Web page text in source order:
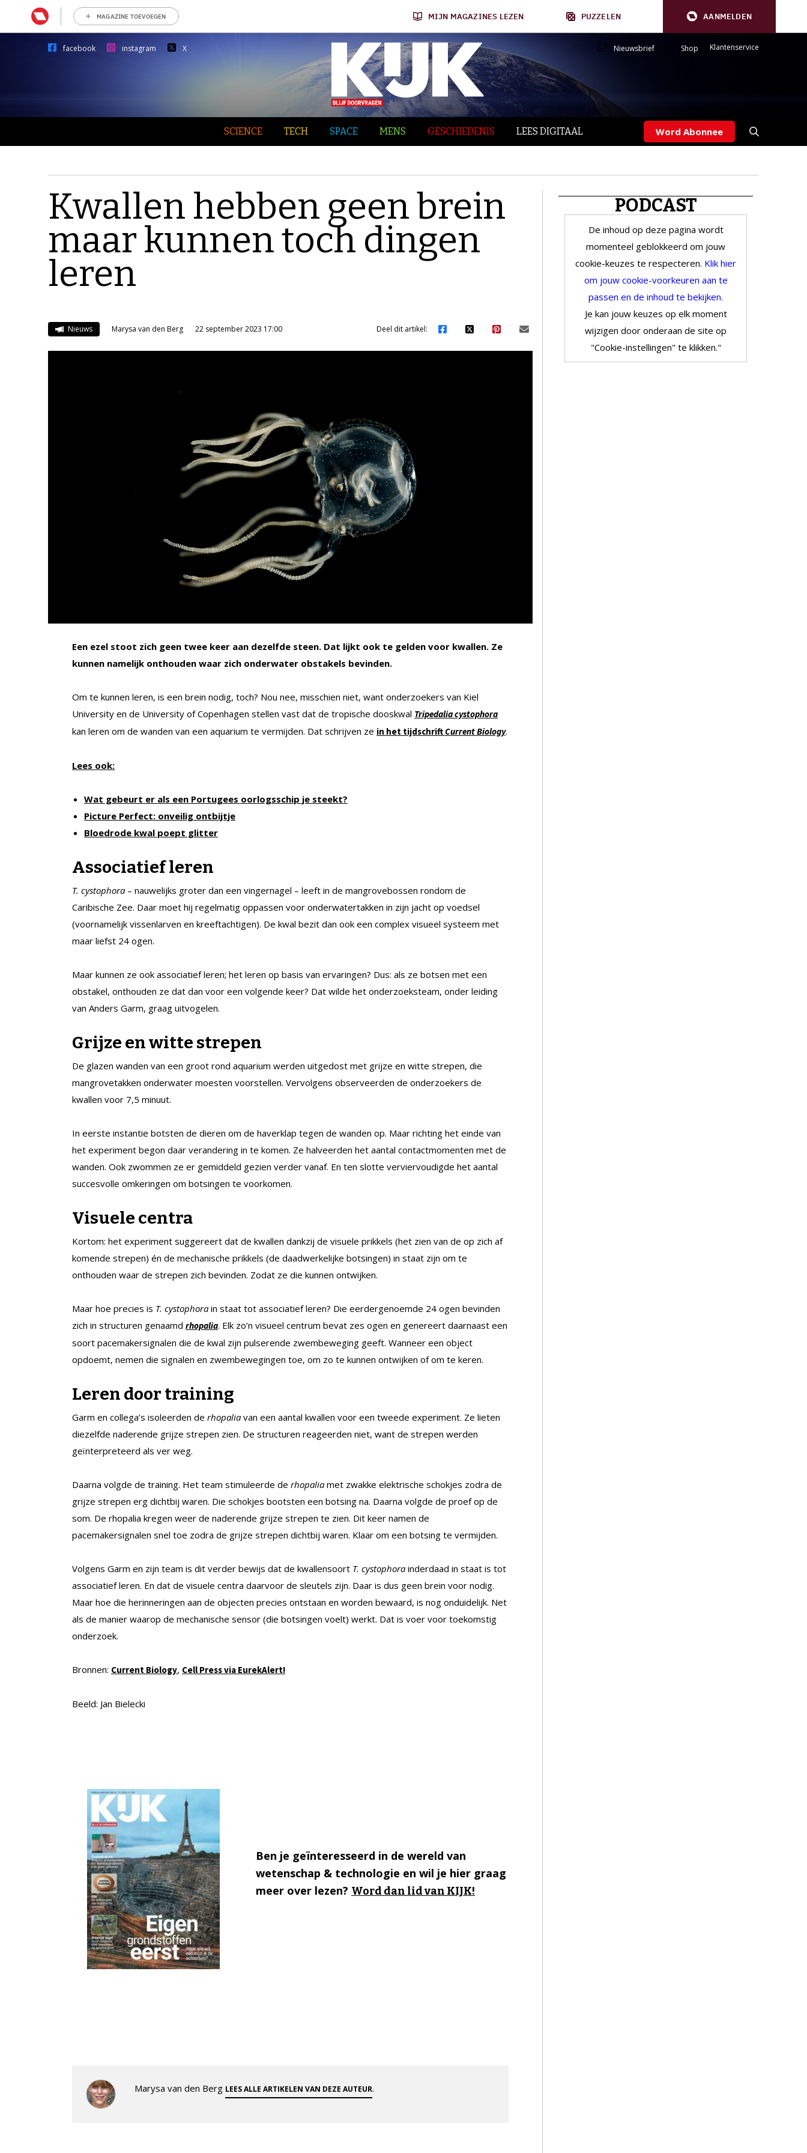
MAGAZINE TOEVOEGEN MIJN MAGAZINES LEZEN PUZZELEN AANMELDEN
facebook instagram X Nieuwsbrief Shop Klantenservice
SCIENCE TECH SPACE MENS GESCHIEDENIS LEES DIGITAAL Word Abonnee
Kwallen hebben geen brein
maar kunnen toch dingen
leren
Nieuws Marysa van den Berg 22 september 2023 17:00 Deel dit artikel:
Een ezel stoot zich geen twee keer aan dezelfde steen. Dat lijkt ook te gelden voor kwallen. Ze
kunnen namelijk onthouden waar zich onderwater obstakels bevinden.
Om te kunnen leren, is een brein nodig, toch? Nou nee, misschien niet, want onderzoekers van Kiel
University en de University of Copenhagen stellen vast dat de tropische dooskwal Tripedalia cystophora
kan leren om de wanden van een aquarium te vermijden. Dat schrijven ze in het tijdschriftCurrent Biology.
Lees ook:
Wat gebeurt er als een Portugees oorlogsschip je steekt?
Picture Perfect: onveilig ontbijtje
Bloedrode kwal poept glitter
Associatief leren
T. cystophora – nauwelijks groter dan een vingernagel – leeft in de mangrovebossen rondom de
Caribische Zee. Daar moet hij regelmatig oppassen voor onderwatertakken in zijn jacht op voedsel
(voornamelijk vissenlarven en kreeftachtigen). De kwal bezit dan ook een complex visueel systeem met
maar liefst 24 ogen.
Maar kunnen ze ook associatief leren; het leren op basis van ervaringen? Dus: als ze botsen met een
obstakel, onthouden ze dat dan voor een volgende keer? Dat wilde het onderzoeksteam, onder leiding
van Anders Garm, graag uitvogelen.
Grijze en witte strepen
De glazen wanden van een groot rond aquarium werden uitgedost met grijze en witte strepen, die
mangrovetakken onderwater moesten voorstellen. Vervolgens observeerden de onderzoekers de
kwallen voor 7,5 minuut.
In eerste instantie botsten de dieren om de haverklap tegen de wanden op. Maar richting het einde van
het experiment begon daar verandering in te komen. Ze halveerden het aantal contactmomenten met de
wanden. Ook zwommen ze er gemiddeld gezien verder vanaf. En ten slotte verviervoudigde het aantal
succesvolle omkeringen om botsingen te voorkomen.
Visuele centra
Kortom: het experiment suggereert dat de kwallen dankzij de visuele prikkels (het zien van de op zich af
komende strepen) én de mechanische prikkels (de daadwerkelijke botsingen) in staat zijn om te
onthouden waar de strepen zich bevinden. Zodat ze die kunnen ontwijken.
Maar hoe precies is T. cystophora in staat tot associatief leren? Die eerdergenoemde 24 ogen bevinden
zich in structuren genaamd rhopalia. Elk zo’n visueel centrum bevat zes ogen en genereert daarnaast een
soort pacemakersignalen die de kwal zijn pulserende zwembeweging geeft. Wanneer een object
opdoemt, nemen die signalen en zwembewegingen toe, om zo te kunnen ontwijken of om te keren.
Leren door training
Garm en collega’s isoleerden de rhopalia van een aantal kwallen voor een tweede experiment. Ze lieten
diezelfde naderende grijze strepen zien. De structuren reageerden niet, want de strepen werden
geïnterpreteerd als ver weg.
Daarna volgde de training. Het team stimuleerde de rhopalia met zwakke elektrische schokjes zodra de
grijze strepen erg dichtbij waren. Die schokjes bootsten een botsing na. Daarna volgde de proef op de
som. De rhopalia kregen weer de naderende grijze strepen te zien. Dit keer namen de
pacemakersignalen snel toe zodra de grijze strepen dichtbij waren. Klaar om een botsing te vermijden.
Volgens Garm en zijn team is dit verder bewijs dat de kwallensoort T. cystophora inderdaad in staat is tot
associatief leren. En dat de visuele centra daarvoor de sleutels zijn. Daar is dus geen brein voor nodig.
Maar hoe die herinneringen aan de objecten precies ontstaan en worden bewaard, is nog onduidelijk. Net
als de manier waarop de mechanische sensor (die botsingen voelt) werkt. Dat is voer voor toekomstig
onderzoek.
Bronnen: Current Biology, Cell Press via EurekAlert!
Beeld: Jan Bielecki
Ben je geïnteresseerd in de wereld van
wetenschap & technologie en wil je hier graag
meer over lezen? Word dan lid van KIJK!
Marysa van den Berg LEES ALLE ARTIKELEN VAN DEZE AUTEUR.
PODCAST
De inhoud op deze pagina wordt
momenteel geblokkeerd om jouw
cookie-keuzes te respecteren. Klik hier
om jouw cookie-voorkeuren aan te
passen en de inhoud te bekijken.
Je kan jouw keuzes op elk moment
wijzigen door onderaan de site op
"Cookie-instellingen" te klikken."